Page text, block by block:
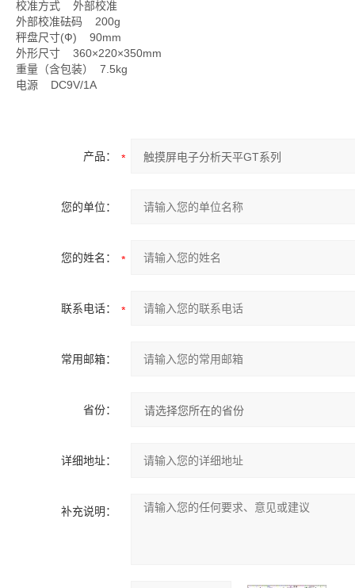
校准方式 外部校准
外部校准砝码 200g
秤盘尺寸(Ф) 90mm
外形尺寸 360×220×350mm
重量（含包装） 7.5kg
电源 DC9V/1A
产品：
您的单位：
您的姓名：
联系电话：
常用邮箱：
省份：
详细地址：
补充说明：